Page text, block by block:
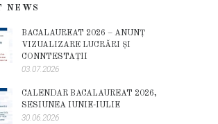
NEWS
BACALAUREAT 2026 – ANUNȚ
VIZUALIZARE LUCRĂRI ȘI
CONNTESTAȚII
03.07.2026
CALENDAR BACALAUREAT 2026,
SESIUNEA IUNIE-IULIE
30.06.2026